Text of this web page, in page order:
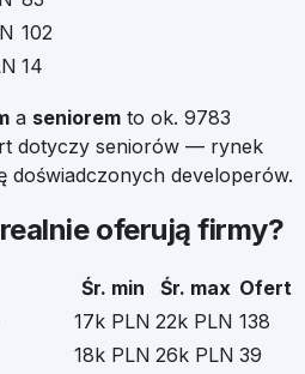
102
14
a seniorem to ok. 9783
dotyczy seniorów — rynek
doświadczonych developerów.
oferują firmy?
Śr. min Śr. max Ofert
17k PLN 22k PLN 138
18k PLN 26k PLN 39